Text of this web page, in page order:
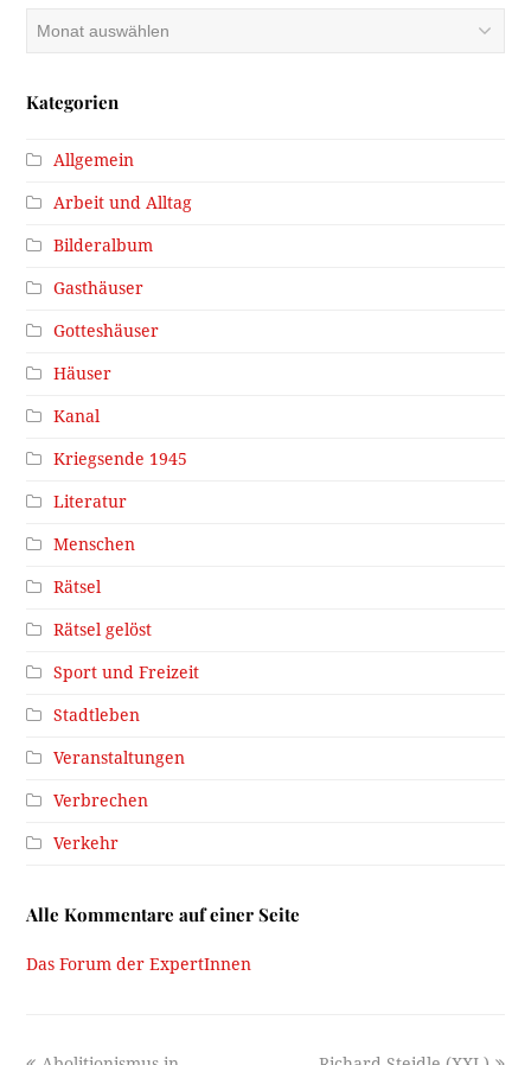
Archiv
Kategorien
Allgemein
Arbeit und Alltag
Bilderalbum
Gasthäuser
Gotteshäuser
Häuser
Kanal
Kriegsende 1945
Literatur
Menschen
Rätsel
Rätsel gelöst
Sport und Freizeit
Stadtleben
Veranstaltungen
Verbrechen
Verkehr
Alle Kommentare auf einer Seite
Das Forum der ExpertInnen